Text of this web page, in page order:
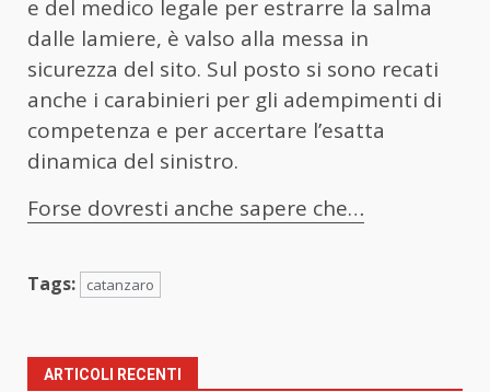
e del medico legale per estrarre la salma
dalle lamiere, è valso alla messa in
sicurezza del sito. Sul posto si sono recati
anche i carabinieri per gli adempimenti di
competenza e per accertare l’esatta
dinamica del sinistro.
Forse dovresti anche sapere che…
Tags: catanzaro
ARTICOLI RECENTI